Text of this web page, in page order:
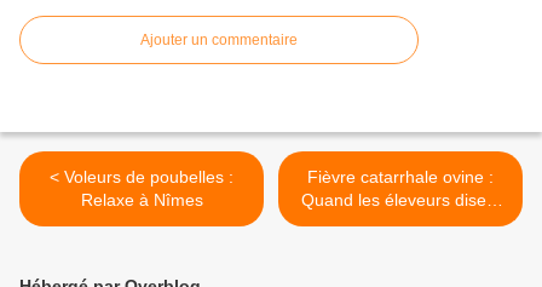
Ajouter un commentaire
< Voleurs de poubelles :
Relaxe à Nîmes
Fièvre catarrhale ovine :
Quand les éleveurs disent
non à la vaccination et aux